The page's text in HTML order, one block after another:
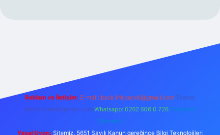
Reklam ve İletişim: E-mail: backlinkpaneli@gmail.com Teams:
forumhizmeti@gmail.com Whatsapp: 0262 606 0 726 Telegram:
@karabul
Yasal Uyarı: Sitemiz, 5651 Sayılı Kanun gereğince Bilgi Teknolojileri